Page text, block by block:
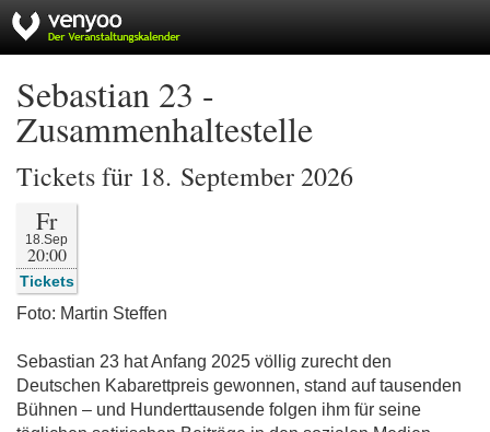
Sebastian 23 -
Zusammenhaltestelle
Tickets für 18. September 2026
Fr
18.Sep
20:00
Tickets
Foto: Martin Steffen
Sebastian 23 hat Anfang 2025 völlig zurecht den
Deutschen Kabarettpreis gewonnen, stand auf tausenden
Bühnen – und Hunderttausende folgen ihm für seine